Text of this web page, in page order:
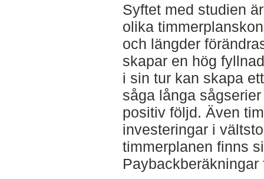
Syftet med studien
olika
och längder
skapar en hög
i sin tur kan skapa
såga långa
positiv följd. Även
investeringar i
timmerplanen finns